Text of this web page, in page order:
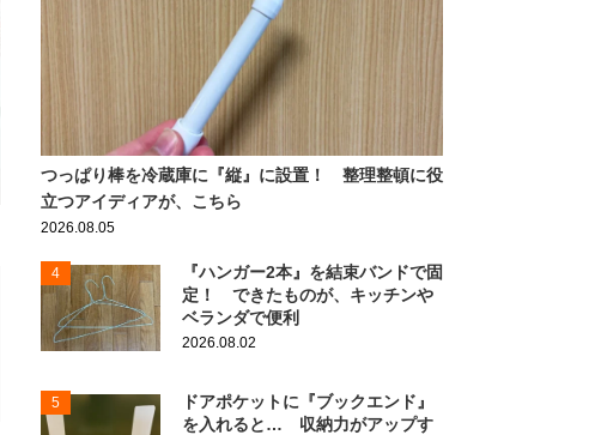
つっぱり棒を冷蔵庫に『縦』に設置！ 整理整頓に役
立つアイディアが、こちら
2026.08.05
4
『ハンガー2本』を結束バンドで固
定！ できたものが、キッチンや
ベランダで便利
2026.08.02
5
ドアポケットに『ブックエンド』
を入れると… 収納力がアップす